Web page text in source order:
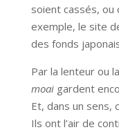
soient cassés, ou
exemple, le site
des fonds
Par la lenteur ou
moaigardent
Et, dans un sens,
Ils ont l’air de